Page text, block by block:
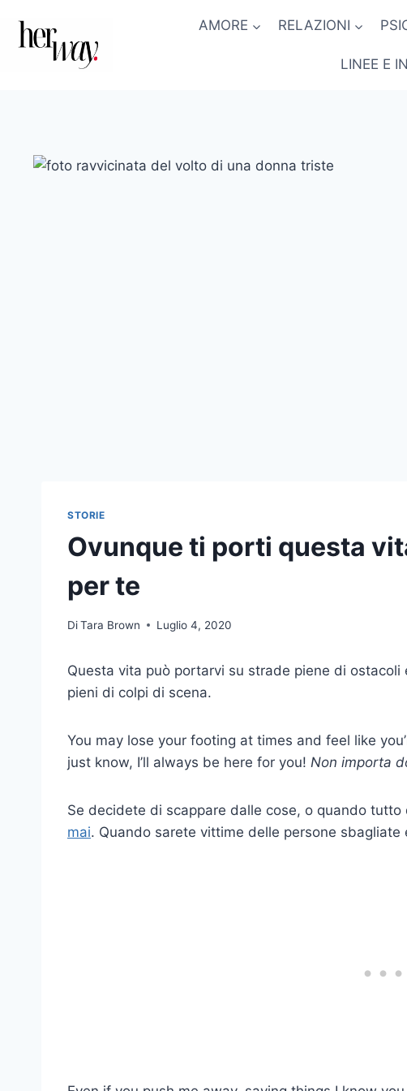
contenuto
AMORE RELAZIONI
LINEE E
STORIE
Ovunque ti porti questa
per te
DiTara Brown Luglio 4, 2020
Questa vita può portarvi su strade piene di
pieni di colpi di scena.
You may lose your footing at times and feel like
just know, I’ll always be here for you! Non importa
Se decidete di scappare dalle cose, o quando
mai. Quando sarete vittime delle persone